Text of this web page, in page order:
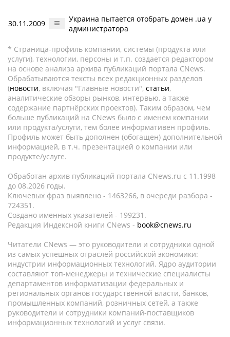
30.11.2009
Украина пытается отобрать домен .ua у
администратора
* Страница-профиль компании, системы (продукта или
услуги), технологии, персоны и т.п. создается редактором
на основе анализа архива публикаций портала CNews.
Обрабатываются тексты всех редакционных разделов
(новости, включая "Главные новости", статьи,
аналитические обзоры рынков, интервью, а также
содержание партнёрских проектов). Таким образом, чем
больше публикаций на CNews было с именем компании
или продукта/услуги, тем более информативен профиль.
Профиль может быть дополнен (обогащен) дополнительной
информацией, в т.ч. презентацией о компании или
продукте/услуге.
Обработан архив публикаций портала CNews.ru c 11.1998
до 08.2026 годы.
Ключевых фраз выявлено - 1463266, в очереди разбора -
724351.
Создано именных указателей - 199231.
Редакция Индексной книги CNews - book@cnews.ru
Читатели CNews — это руководители и сотрудники одной
из самых успешных отраслей российской экономики:
индустрии информационных технологий. Ядро аудитории
составляют топ-менеджеры и технические специалисты
департаментов информатизации федеральных и
региональных органов государственной власти, банков,
промышленных компаний, розничных сетей, а также
руководители и сотрудники компаний-поставщиков
информационных технологий и услуг связи.